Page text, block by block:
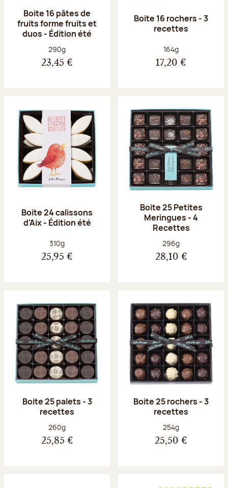
Boite 16 pâtes de
fruits forme fruits et
duos - Édition été
Poids net :
290g
23,45 €
Boite 16 rochers - 3
recettes
Poids net :
164g
17,20 €
Boite 24 calissons
d'Aix - Édition été
Poids net :
310g
25,95 €
Boite 25 Petites
Meringues - 4
Recettes
Poids net :
296g
28,10 €
Boite 25 palets - 3
recettes
Poids net :
260g
25,85 €
Boite 25 rochers - 3
recettes
Poids net :
254g
25,50 €